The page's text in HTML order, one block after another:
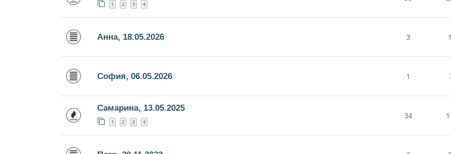
1 2 3 4
Анна, 18.05.2026 3
София, 06.05.2026 1
Самарина, 13.05.2025
1 2 3 4
34